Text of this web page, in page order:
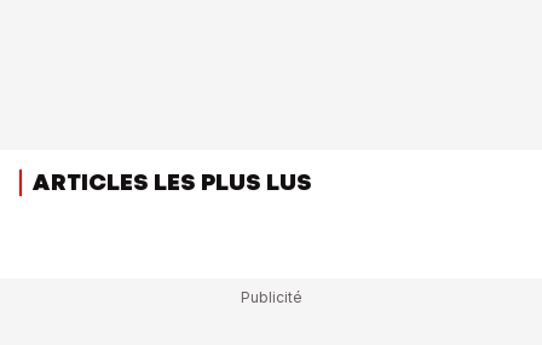
ARTICLES LES PLUS LUS